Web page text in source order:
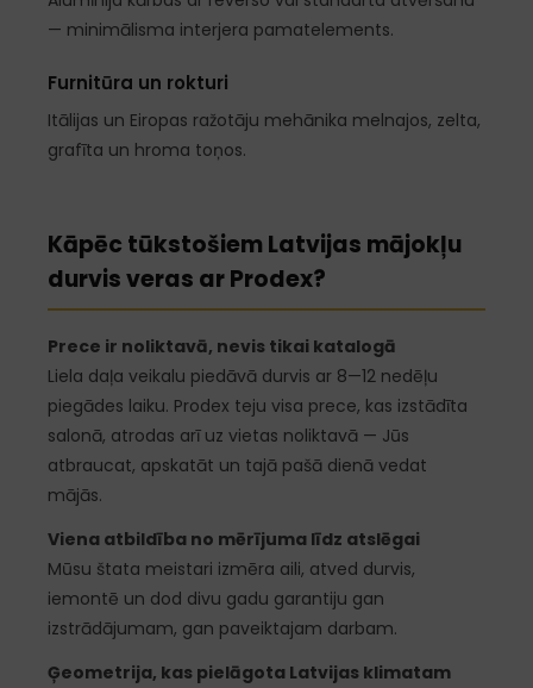
— minimālisma interjera pamatelements.
Furnitūra un rokturi
Itālijas un Eiropas ražotāju mehānika melnajos, zelta,
grafīta un hroma toņos.
Kāpēc tūkstošiem Latvijas mājokļu
durvis veras ar Prodex?
Prece ir noliktavā, nevis tikai katalogā
Liela daļa veikalu piedāvā durvis ar 8—12 nedēļu
piegādes laiku. Prodex teju visa prece, kas izstādīta
salonā, atrodas arī uz vietas noliktavā — Jūs
atbraucat, apskatāt un tajā pašā dienā vedat
mājās.
Viena atbildība no mērījuma līdz atslēgai
Mūsu štata meistari izmēra aili, atved durvis,
iemontē un dod divu gadu garantiju gan
izstrādājumam, gan paveiktajam darbam.
Ģeometrija, kas pielāgota Latvijas klimatam